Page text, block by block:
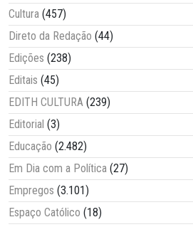
Cultura (457)
Direto da Redação (44)
Edições (238)
Editais (45)
EDITH CULTURA (239)
Editorial (3)
Educação (2.482)
Em Dia com a Política (27)
Empregos (3.101)
Espaço Católico (18)